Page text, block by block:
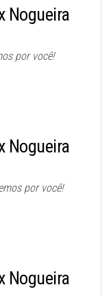
Nogueira
por você!
Nogueira
por você!
Nogueira